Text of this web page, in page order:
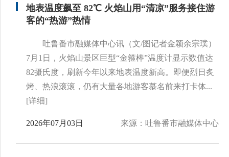
地表温度飙至 82℃ 火焰山用“清凉”服务接住游
客的“热游”热情
吐鲁番市融媒体中心讯（文/图记者金颖余宗璞）
7月1日，火焰山景区巨型“金箍棒”温度计显示数值达
82摄氏度，刷新今年以来地表温度新高。即便烈日炙
烤、热浪滚滚，仍有大量各地游客慕名前来打卡体...
[详细]
2026年07月03日 来源：吐鲁番市融媒体中心